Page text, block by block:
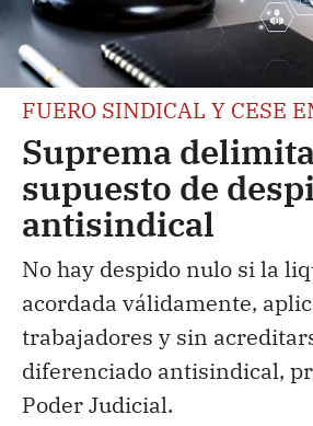
FUERO SINDICAL Y CESE
Suprema
supuesto de
antisindical
No hay despido nulo si la
acordada válidamente,
trabajadores y sin
diferenciado antisindical,
Poder Judicial.